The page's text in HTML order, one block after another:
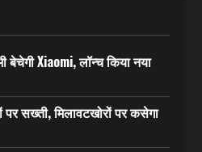
बेचेगी Xiaomi, लॉन्च किया नया
सख्ती, मिलावटखोरों पर कसेगा